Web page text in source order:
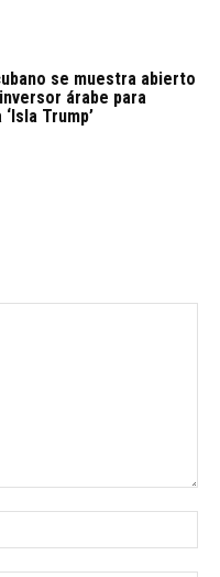
se muestra abierto
árabe para
Trump’